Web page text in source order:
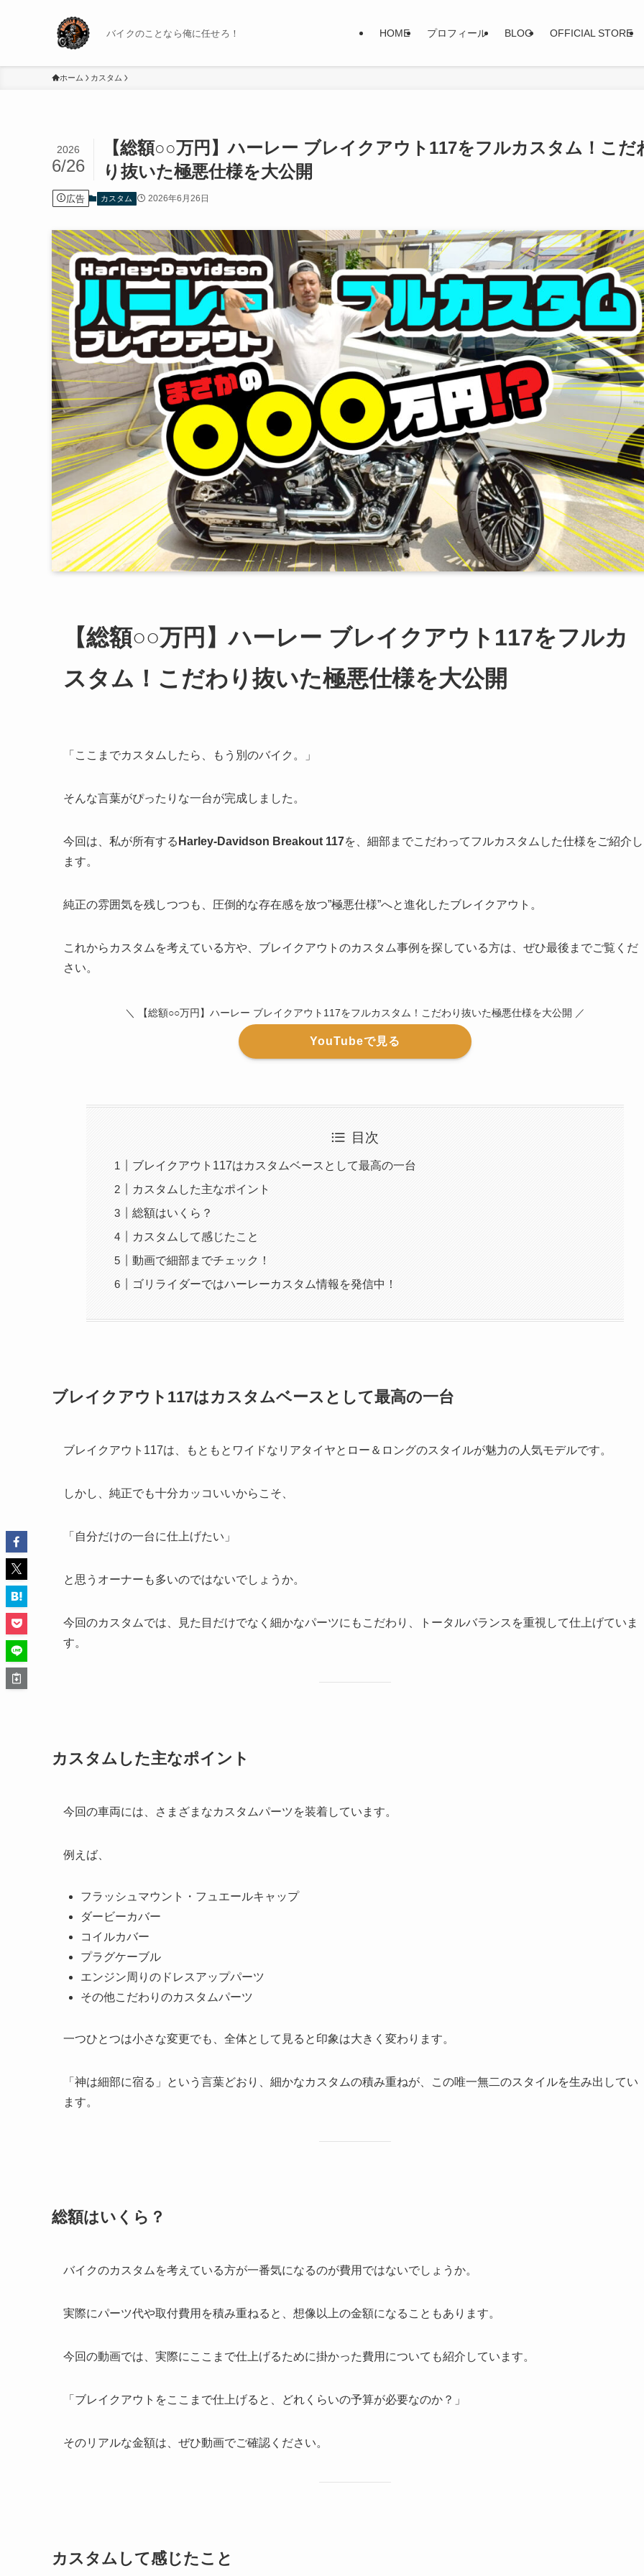
バイクのことなら俺に任せろ！ HOME プロフィール BLOG OFFICIAL STORE
ホーム カスタム
【総額○○万円】ハーレー ブレイクアウト117をフルカスタム！こだ
り抜いた極悪仕様を大公開
2026
6/26
広告 カスタム 2026年6月26日
【総額○○万円】ハーレー ブレイクアウト117をフルカ
スタム！こだわり抜いた極悪仕様を大公開
「ここまでカスタムしたら、もう別のバイク。」
そんな言葉がぴったりな一台が完成しました。
今回は、私が所有する Harley-Davidson Breakout 117を、細部までこだわってフルカスタムした仕様をご紹介し
ます。
純正の雰囲気を残しつつも、圧倒的な存在感を放つ”極悪仕様”へと進化したブレイクアウト。
これからカスタムを考えている方や、ブレイクアウトのカスタム事例を探している方は、ぜひ最後までご覧くだ
さい。
＼ 【総額○○万円】ハーレー ブレイクアウト117をフルカスタム！こだわり抜いた極悪仕様を大公開 ／
YouTubeで見る
目次
ブレイクアウト117はカスタムベースとして最高の一台
カスタムした主なポイント
総額はいくら？
カスタムして感じたこと
動画で細部までチェック！
ゴリライダーではハーレーカスタム情報を発信中！
ブレイクアウト117はカスタムベースとして最高の一台
ブレイクアウト117は、もともとワイドなリアタイヤとロー＆ロングのスタイルが魅力の人気モデルです。
しかし、純正でも十分カッコいいからこそ、
「自分だけの一台に仕上げたい」
と思うオーナーも多いのではないでしょうか。
今回のカスタムでは、見た目だけでなく細かなパーツにもこだわり、トータルバランスを重視して仕上げていま
す。
カスタムした主なポイント
今回の車両には、さまざまなカスタムパーツを装着しています。
例えば、
フラッシュマウント・フュエールキャップ
ダービーカバー
コイルカバー
プラグケーブル
エンジン周りのドレスアップパーツ
その他こだわりのカスタムパーツ
一つひとつは小さな変更でも、全体として見ると印象は大きく変わります。
「神は細部に宿る」という言葉どおり、細かなカスタムの積み重ねが、この唯一無二のスタイルを生み出してい
ます。
総額はいくら？
バイクのカスタムを考えている方が一番気になるのが費用ではないでしょうか。
実際にパーツ代や取付費用を積み重ねると、想像以上の金額になることもあります。
今回の動画では、実際にここまで仕上げるために掛かった費用についても紹介しています。
「ブレイクアウトをここまで仕上げると、どれくらいの予算が必要なのか？」
そのリアルな金額は、ぜひ動画でご確認ください。
カスタムして感じたこと